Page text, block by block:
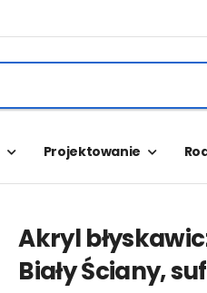
Projektowanie
Akryl
Biały Ściany,